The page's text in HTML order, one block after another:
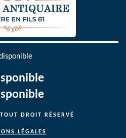
DROIT RÉSERVÉ
LÉGALES